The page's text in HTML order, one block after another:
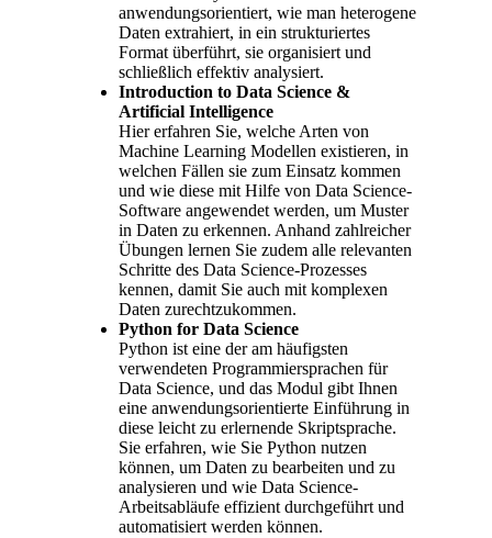
anwendungsorientiert, wie man heterogene
Daten extrahiert, in ein strukturiertes
Format überführt, sie organisiert und
schließlich effektiv analysiert.
Introduction to Data Science &
Artificial Intelligence
Hier erfahren Sie, welche Arten von
Machine Learning Modellen existieren, in
welchen Fällen sie zum Einsatz kommen
und wie diese mit Hilfe von Data Science-
Software angewendet werden, um Muster
in Daten zu erkennen. Anhand zahlreicher
Übungen lernen Sie zudem alle relevanten
Schritte des Data Science-Prozesses
kennen, damit Sie auch mit komplexen
Daten zurechtzukommen.
Python for Data Science
Python ist eine der am häufigsten
verwendeten Programmiersprachen für
Data Science, und das Modul gibt Ihnen
eine anwendungsorientierte Einführung in
diese leicht zu erlernende Skriptsprache.
Sie erfahren, wie Sie Python nutzen
können, um Daten zu bearbeiten und zu
analysieren und wie Data Science-
Arbeitsabläufe effizient durchgeführt und
automatisiert werden können.